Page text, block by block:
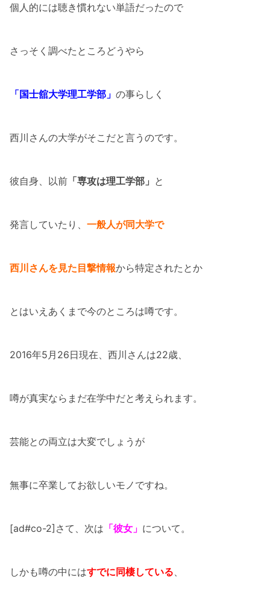
個人的には聴き慣れない単語だったので
さっそく調べたところどうやら
「国士舘大学理工学部」 の事らしく
西川さんの大学がそこだと言うのです。
彼自身、以前 「専攻は理工学部」 と
発言していたり、 一般人が同大学で
西川さんを見た目撃情報から特定されたとか
とはいえあくまで今のところは噂です。
2016年5月26日現在、西川さんは22歳、
噂が真実ならまだ在学中だと考えられます。
芸能との両立は大変でしょうが
無事に卒業してお欲しいモノですね。
[ad#co-2]さて、次は 「彼女」 について。
しかも噂の中にはすでに同棲している